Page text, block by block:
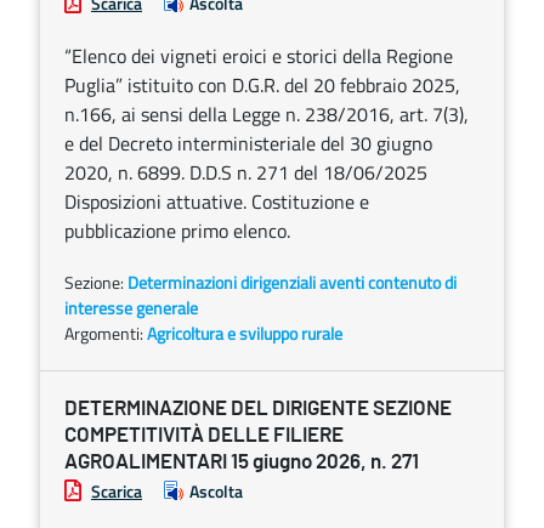
“Elenco dei vigneti eroici e storici della Regione
Puglia” istituito con D.G.R. del 20 febbraio 2025,
n.166, ai sensi della Legge n. 238/2016, art. 7(3),
e del Decreto interministeriale del 30 giugno
2020, n. 6899. D.D.S n. 271 del 18/06/2025
Disposizioni attuative. Costituzione e
pubblicazione primo elenco.
Sezione: Determinazioni dirigenziali aventi contenuto di
interesse generale
Argomenti:Agricoltura e sviluppo rurale
DETERMINAZIONE DEL DIRIGENTE SEZIONE
COMPETITIVITÀ DELLE FILIERE
AGROALIMENTARI 15 giugno 2026, n. 271
Scarica Ascolta